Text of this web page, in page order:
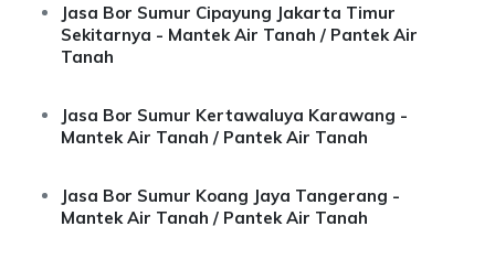
Jasa Bor Sumur Cipayung Jakarta Timur
Sekitarnya - Mantek Air Tanah / Pantek Air
Tanah
Jasa Bor Sumur Kertawaluya Karawang -
Mantek Air Tanah / Pantek Air Tanah
Jasa Bor Sumur Koang Jaya Tangerang -
Mantek Air Tanah / Pantek Air Tanah